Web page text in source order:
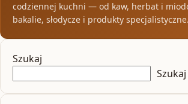
codziennej kuchni — od kaw, herbat i
bakalie, słodycze i produkty specjalistyczne.
Szukaj
Szukaj